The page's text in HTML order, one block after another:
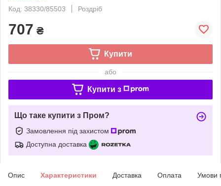
Код: 38330/85503
Роздріб
707 ₴
Купити
або
Купити з
Що таке купити з Пром?
Замовлення під захистом
Доступна доставка
Опис Характеристики Доставка Оплата Умови